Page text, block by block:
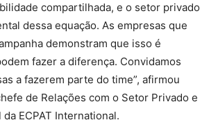
compartilhada, e o setor privado
dessa equação. As empresas que
demonstram que isso é
fazer a diferença. Convidamos
a fazerem parte do time”, afirmou
de Relações com o Setor Privado e
ECPAT International.